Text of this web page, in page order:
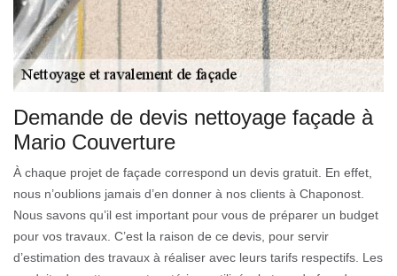
Demande de devis nettoyage façade à
Mario Couverture
À chaque projet de façade correspond un devis gratuit. En effet,
nous n’oublions jamais d’en donner à nos clients à Chaponost.
Nous savons qu’il est important pour vous de préparer un budget
pour vos travaux. C’est la raison de ce devis, pour servir
d’estimation des travaux à réaliser avec leurs tarifs respectifs. Les